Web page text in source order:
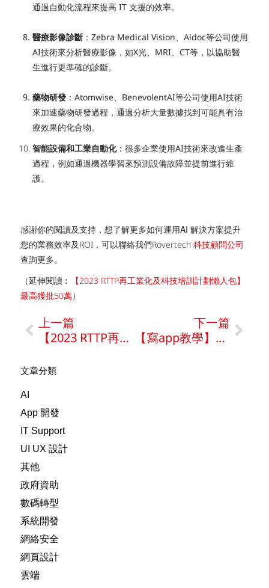
文章分類
AI
App 開發
IT Support
UI UX 設計
其他
政府資助
數碼轉型
系統開發
網絡安全
網頁設計
雲端
通過自動化流程來提高 IT 支援的效率。
醫療影像診斷：Zebra Medical Vision、Aidoc等公司使用
AI技術來分析醫療影像，如X光、MRI、CT等，以協助醫
生進行更準確的診斷。
藥物研發 ：Atomwise、BenevolentAI等公司使用AI技術
來加速藥物研發過程，通過分析大量數據找到可能具有治
療效果的化合物。
智能設備和工業自動化：很多企業使用AI技術來改進生產
過程，例如通過機器學習來預測設備故障並提前進行維
護。
感謝你的閱讀及支持，想了解更多如何運用AI 解決方案提升
您的業務效率及ROI，可以聯絡我們Rovertech科技顧問公司
查詢更多。
（延伸閱讀︰
【2023 RTTP再工業化及科技培訓計劃懶人包】
最高獲批50萬）
上一篇
【2023 RTTP再工業化及科技培訓計劃懶人包】最高獲批50萬
下一篇
【寫app教學】增強UX體驗的重要性 | 讓你的App製作成為用戶最愛